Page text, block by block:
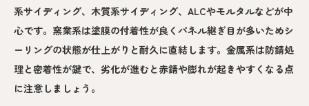
系サイディング、木質系サイディング、ALCやモルタルなどが中
心です。窯業系は塗膜の付着性が良くパネル継ぎ目が多いためシ
ーリングの状態が仕上がりと耐久に直結します。金属系は防錆処
理と密着性が鍵で、劣化が進むと赤錆や膨れが起きやすくなる点
に注意しましょう。